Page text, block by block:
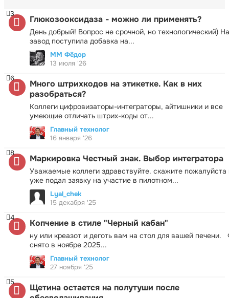
Глюкозооксидаза - можно ли применять?
День добрый! Вопрос не срочной, но технологический) На
завод поступила добавка на...
3
ММ Фёдор
13 июля '26
Много штрихкодов на этикетке. Как в них
разобраться?
Коллеги цифровизаторы-интеграторы, айтишники и все
умеющие отличать штрих-коды от...
6
Главный технолог
16 января '26
Маркировка Честный знак. Выбор интегратора
Уважаемые коллеги здравствуйте. скажите пожалуйста
уже подал заявку на участие в пилотном...
8
Lyal_chek
15 декабря '25
Копчение в стиле "Черный кабан"
ну или креазот и деготь вам на стол для вашей печени.
снято в ноябре 2025...
4
Главный технолог
27 ноября '25
Щетина остается на полутуши после
5